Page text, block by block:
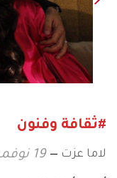
#ثقافة وفنون
لاما عزت 19 نوفمبر 2015